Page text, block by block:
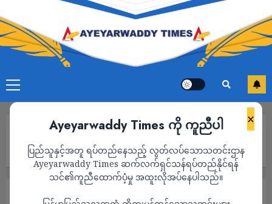
×
Ayeyarwaddy Times ကို ကူညီပါ
ပြည်သူနှင့်အတူ ရပ်တည်နေသည့် လွတ်လပ်သောသတင်းဌာန
Ayeyarwaddy Times ဆက်လက်ရှင်သန်ရပ်တည်နိုင်ရန်
သင်၏ကူညီထောက်ပံ့မှု အထူးလိုအပ်နေပါသည်။
မနည်း သေဆုံး
နိုင်ငံတကာ သတင်း